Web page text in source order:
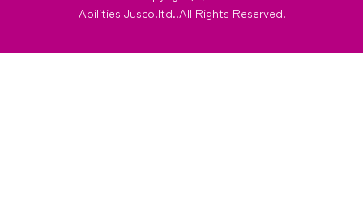
Abilities Jusco.ltd..All Rights Reserved.